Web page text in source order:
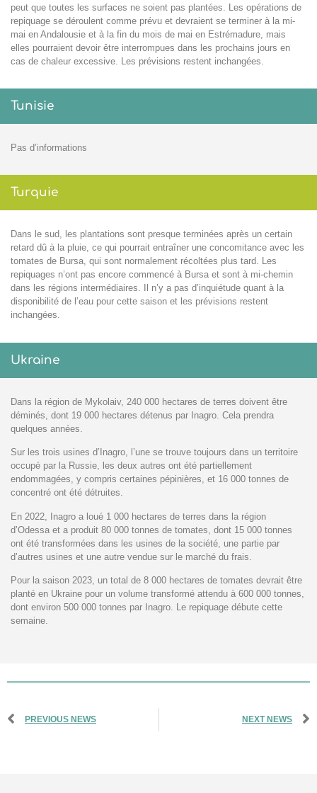
peut que toutes les surfaces ne soient pas plantées. Les opérations de
repiquage se déroulent comme prévu et devraient se terminer à la mi-
mai en Andalousie et à la fin du mois de mai en Estrémadure, mais
elles pourraient devoir être interrompues dans les prochains jours en
cas de chaleur excessive. Les prévisions restent inchangées.
Tunisie
Pas d’informations
Turquie
Dans le sud, les plantations sont presque terminées après un certain
retard dû à la pluie, ce qui pourrait entraîner une concomitance avec les
tomates de Bursa, qui sont normalement récoltées plus tard. Les
repiquages n’ont pas encore commencé à Bursa et sont à mi-chemin
dans les régions intermédiaires. Il n’y a pas d’inquiétude quant à la
disponibilité de l’eau pour cette saison et les prévisions restent
inchangées.
Ukraine
Dans la région de Mykolaiv, 240 000 hectares de terres doivent être
déminés, dont 19 000 hectares détenus par Inagro. Cela prendra
quelques années.
Sur les trois usines d’Inagro, l’une se trouve toujours dans un territoire
occupé par la Russie, les deux autres ont été partiellement
endommagées, y compris certaines pépinières, et 16 000 tonnes de
concentré ont été détruites.
En 2022, Inagro a loué 1 000 hectares de terres dans la région
d’Odessa et a produit 80 000 tonnes de tomates, dont 15 000 tonnes
ont été transformées dans les usines de la société, une partie par
d’autres usines et une autre vendue sur le marché du frais.
Pour la saison 2023, un total de 8 000 hectares de tomates devrait être
planté en Ukraine pour un volume transformé attendu à 600 000 tonnes,
dont environ 500 000 tonnes par Inagro. Le repiquage débute cette
semaine.
PREVIOUS NEWS NEXT NEWS